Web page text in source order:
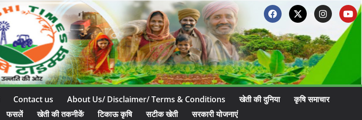
Contact us About Us/ Disclaimer/ Terms & Conditions खेती की दुनिया
कृषि समाचार
फसलें खेती की तकनीकें टिकाऊ कृषि सटीक खेती सरकारी योजनाएं